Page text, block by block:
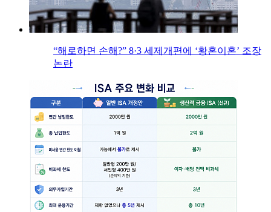
“해로하면 손해?” 8·3 세제개편에 ‘황혼이혼’ 조장
논란